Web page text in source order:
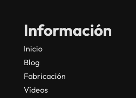
Información
Inicio
Blog
Fabricación
Vídeos